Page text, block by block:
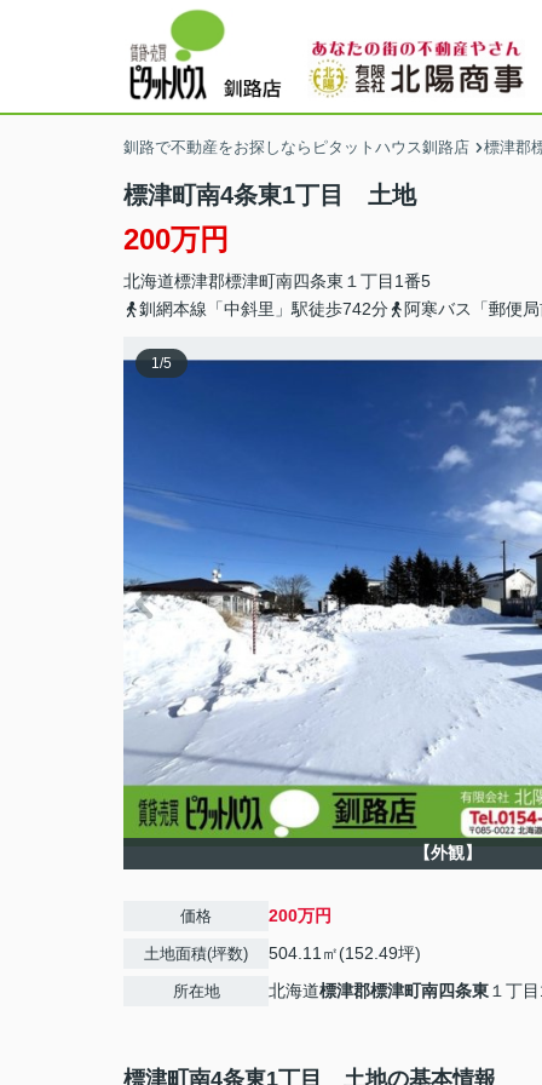
釧路で不動産をお探しならピタットハウス釧路店 標津郡
標津町南4条東1丁目 土地
200万円
北海道標津郡標津町南四条東 １丁目1番5
釧網本線「中斜里」駅徒歩742分
阿寒バス「郵便
1/5
【外観】
価格 200万円
土地面積(坪数) 504.11㎡(152.49坪)
所在地 北海道標津郡標津町南四条東 １丁
標津町南4条東1丁目 土地の基本情報